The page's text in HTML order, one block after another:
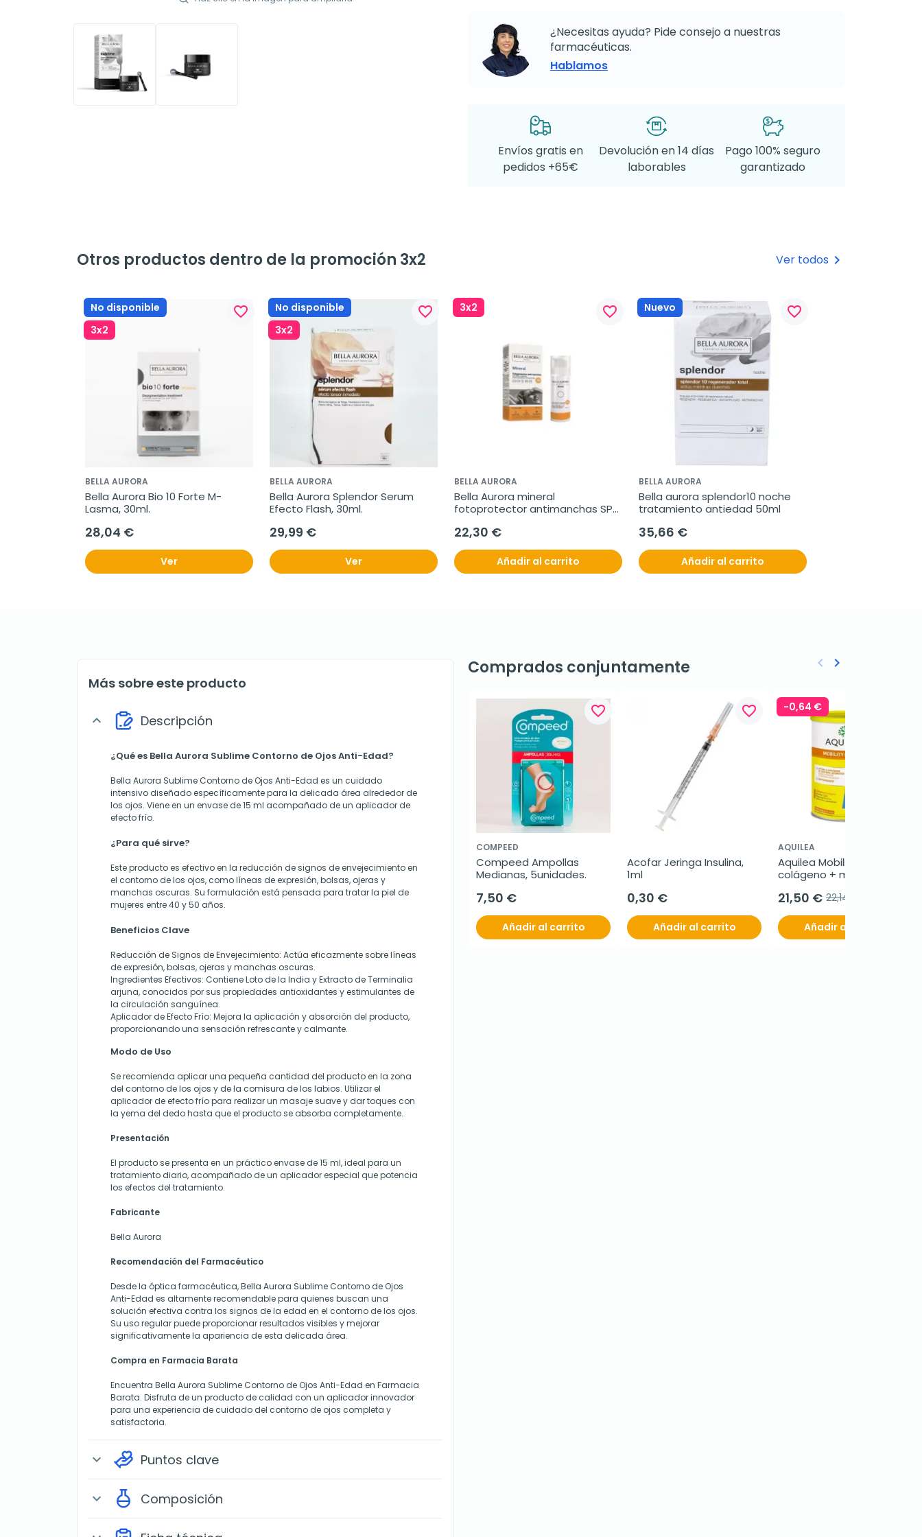
¿Necesitas ayuda? Pide consejo a nuestras
farmacéuticas.
Hablamos
Envíos gratis en
pedidos +65€
Devolución en 14 días
laborables
Pago 100% seguro
garantizado
Otros productos dentro de la promoción 3x2 Ver todos keyboard_arrow_right
No disponible
3x2
favorite_border
BELLA AURORA
Bella Aurora Bio 10 Forte M-
Lasma, 30ml.
28,04 €
Ver
No disponible
3x2
favorite_border
BELLA AURORA
Bella Aurora Splendor Serum
Efecto Flash, 30ml.
29,99 €
Ver
3x2 favorite_border
BELLA AURORA
Bella Aurora mineral
fotoprotector antimanchas SPF
22,30 €
Añadir al carrito
Nuevo favorite_border
BELLA AURORA
Bella aurora splendor10 noche
tratamiento antiedad 50ml
35,66 €
Añadir al carrito
Más sobre este producto
expand_more Descripción
¿Qué es Bella Aurora Sublime Contorno de Ojos Anti-Edad?
Bella Aurora Sublime Contorno de Ojos Anti-Edad es un cuidado
intensivo diseñado específicamente para la delicada área alrededor de
los ojos. Viene en un envase de 15 ml acompañado de un aplicador de
efecto frío.
¿Para qué sirve?
Este producto es efectivo en la reducción de signos de envejecimiento en
el contorno de los ojos, como líneas de expresión, bolsas, ojeras y
manchas oscuras. Su formulación está pensada para tratar la piel de
mujeres entre 40 y 50 años.
Beneficios Clave
Reducción de Signos de Envejecimiento: Actúa eficazmente sobre líneas
de expresión, bolsas, ojeras y manchas oscuras.
Ingredientes Efectivos: Contiene Loto de la India y Extracto de Terminalia
arjuna, conocidos por sus propiedades antioxidantes y estimulantes de
la circulación sanguínea.
Aplicador de Efecto Frío: Mejora la aplicación y absorción del producto,
proporcionando una sensación refrescante y calmante.
Modo de Uso
Se recomienda aplicar una pequeña cantidad del producto en la zona
del contorno de los ojos y de la comisura de los labios. Utilizar el
aplicador de efecto frío para realizar un masaje suave y dar toques con
la yema del dedo hasta que el producto se absorba completamente.
Presentación
El producto se presenta en un práctico envase de 15 ml, ideal para un
tratamiento diario, acompañado de un aplicador especial que potencia
los efectos del tratamiento.
Fabricante
Bella Aurora
Recomendación del Farmacéutico
Desde la óptica farmacéutica, Bella Aurora Sublime Contorno de Ojos
Anti-Edad es altamente recomendable para quienes buscan una
solución efectiva contra los signos de la edad en el contorno de los ojos.
Su uso regular puede proporcionar resultados visibles y mejorar
significativamente la apariencia de esta delicada área.
Compra en Farmacia Barata
Encuentra Bella Aurora Sublime Contorno de Ojos Anti-Edad en Farmacia
Barata. Disfruta de un producto de calidad con un aplicador innovador
para una experiencia de cuidado del contorno de ojos completa y
satisfactoria.
expand_more Puntos clave
expand_more Composición
Comprados conjuntamente
favorite_border
COMPEED
Compeed Ampollas
Medianas, 5unidades.
7,50 €
Añadir al carrito
favorite_border
Acofar Jeringa Insulina,
1ml
0,30 €
Añadir al carrito
-0,64 €
AQUILEA
Aquilea Mobility Complex
colágeno + magnesio,
21,50 € 22,14 €
Añadir al carrito
Anterior
keyboard_arrow_left Siguiente
keyboard_arrow_right